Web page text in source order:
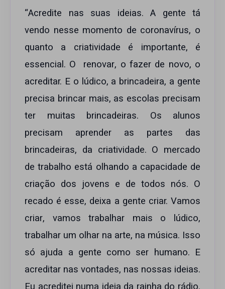
“Acredite nas suas ideias. A gente tá
vendo nesse momento de coronavírus, o
quanto a criatividade é importante, é
essencial. O renovar, o fazer de novo, o
acreditar. E o lúdico, a brincadeira, a gente
precisa brincar mais, as escolas precisam
ter muitas brincadeiras. Os alunos
precisam aprender as partes das
brincadeiras, da criatividade. O mercado
de trabalho está olhando a capacidade de
criação dos jovens e de todos nós. O
recado é esse, deixa a gente criar. Vamos
criar, vamos trabalhar mais o lúdico,
trabalhar um olhar na arte, na música. Isso
só ajuda a gente como ser humano. E
acreditar nas vontades, nas nossas ideias.